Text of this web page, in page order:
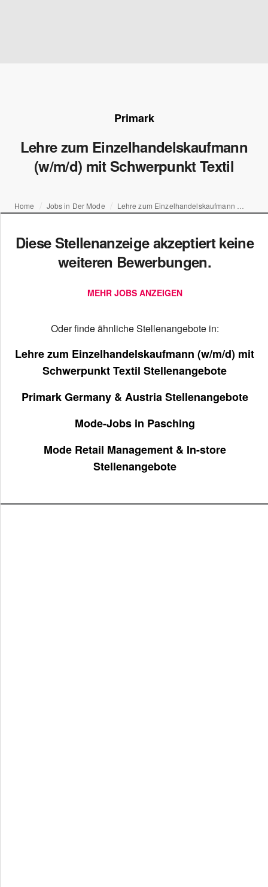
Primark
Lehre zum Einzelhandelskaufmann
(w/m/d) mit Schwerpunkt Textil
Home Jobs in Der Mode
Diese Stellenanzeige akzeptiert keine
weiteren Bewerbungen.
MEHR JOBS ANZEIGEN
Oder finde ähnliche Stellenangebote in:
Lehre zum Einzelhandelskaufmann (w/m/d) mit
Schwerpunkt Textil Stellenangebote
Primark Germany & Austria Stellenangebote
Mode-Jobs in Pasching
Mode Retail Management & In-store
Stellenangebote